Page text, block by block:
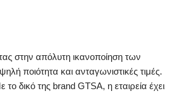
στην απόλυτη ικανοποίηση των
ποιότητα και ανταγωνιστικές τιμές.
δικό της brand GTSA, η εταιρεία έχει